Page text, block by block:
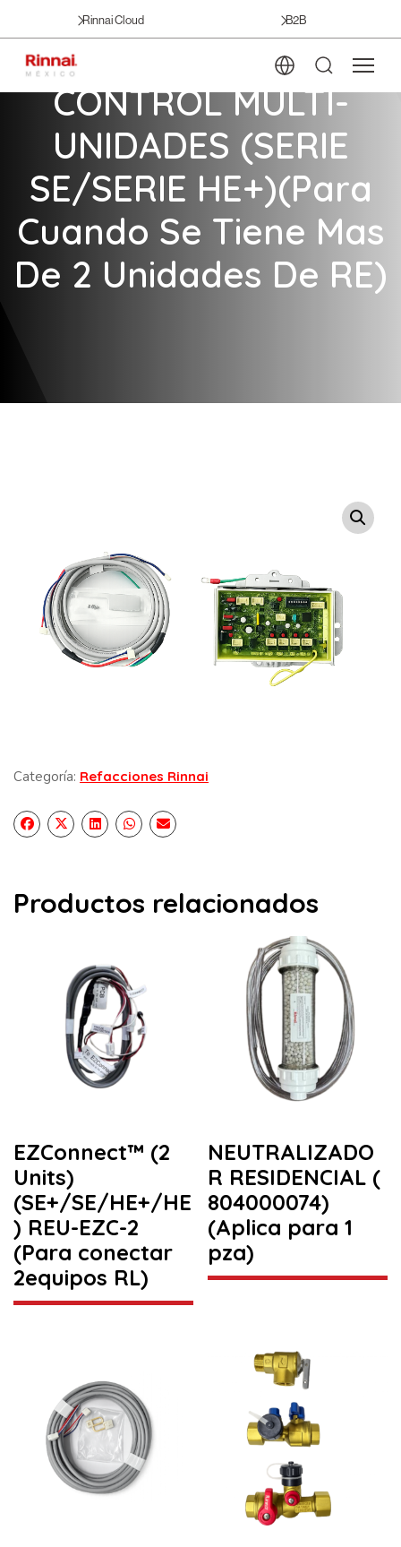
Rinnai Cloud B2B
CONTROL MULTI-
UNIDADES (SERIE
SE/SERIE HE+)(para
Cuando Se Tiene Mas
De 2 Unidades De RE)
Categoría: Refacciones Rinnai
Productos relacionados
EZConnect™ (2
Units)
(SE+/SE/HE+/HE
) REU-EZC-2
(Para conectar
2equipos RL)
NEUTRALIZADO
R RESIDENCIAL (
804000074)
(Aplica para 1
pza)